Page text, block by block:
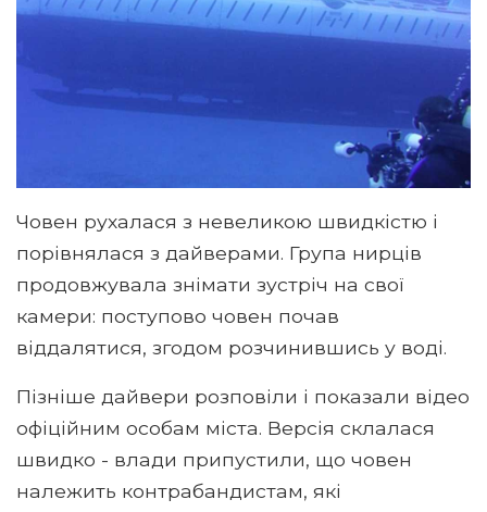
Човен рухалася з невеликою швидкістю і
порівнялася з дайверами. Група нирців
продовжувала знімати зустріч на свої
камери: поступово човен почав
віддалятися, згодом розчинившись у воді.
Пізніше дайвери розповіли і показали відео
офіційним особам міста. Версія склалася
швидко - влади припустили, що човен
належить контрабандистам, які